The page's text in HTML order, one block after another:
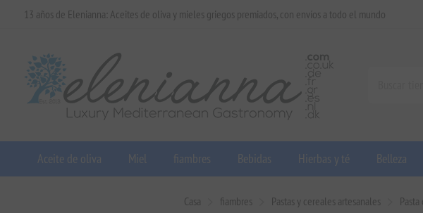
13 años de Elenianna: Aceites de oliva y mieles griegos premiados, con envíos a todo el mundo
Aceite de oliva Miel fiambres Bebidas Hierbas y té Belleza
Casa fiambres Pastas y cereales artesanales